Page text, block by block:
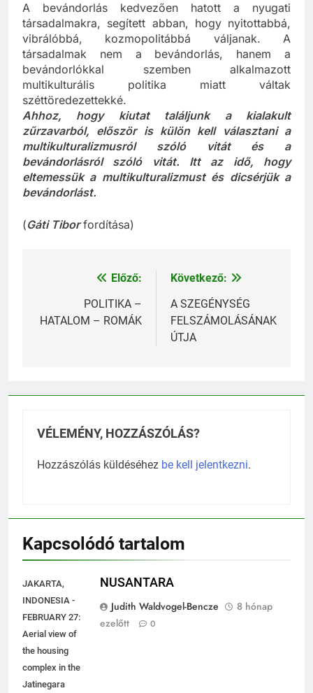
A bevándorlás kedvezően hatott a nyugati
társadalmakra, segített abban, hogy nyitottabbá,
vibrálóbbá, kozmopolitábbá váljanak. A
társadalmak nem a bevándorlás, hanem a
bevándorlókkal szemben alkalmazott
multikulturális politika miatt váltak
széttöredezettekké.
Ahhoz, hogy kiutat találjunk a kialakult
zűrzavarból, először is külön kell választani a
multikulturalizmusról szóló vitát és a
bevándorlásról szóló vitát. Itt az idő, hogy
eltemessük a multikulturalizmust és dicsérjük a
bevándorlást.
(Gáti Tiborfordítása)
Bejegyzés
navigáció
Előző:
POLITIKA –
HATALOM – ROMÁK
Következő:
A SZEGÉNYSÉG
FELSZÁMOLÁSÁNAK
ÚTJA
VÉLEMÉNY, HOZZÁSZÓLÁS?
Hozzászólás küldéséhez be kell jelentkezni.
Kapcsolódó tartalom
JAKARTA,
INDONESIA -
FEBRUARY 27:
Aerial view of
the housing
complex in the
Jatinegara
NUSANTARA
Judith Waldvogel-Bencze
8 hónap
ezelőtt
0